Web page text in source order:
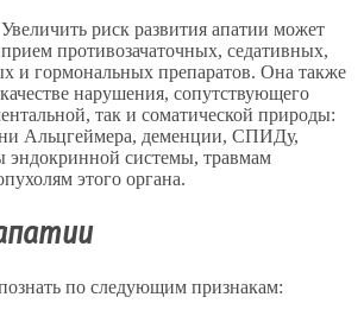
Увеличить риск развития апатии может
прием противозачаточных, седативных,
и гормональных препаратов. Она также
нарушения, сопутствующего
так и соматической природы:
Альцгеймера, деменции, СПИДу,
эндокринной системы, травмам
этого органа.
по следующим признакам: